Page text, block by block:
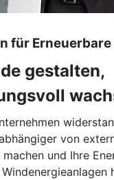
für Erneuerbare
gestalten,
von
und Ihre